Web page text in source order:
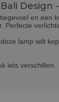
Design
en
lamp wilt
iets verschillen.